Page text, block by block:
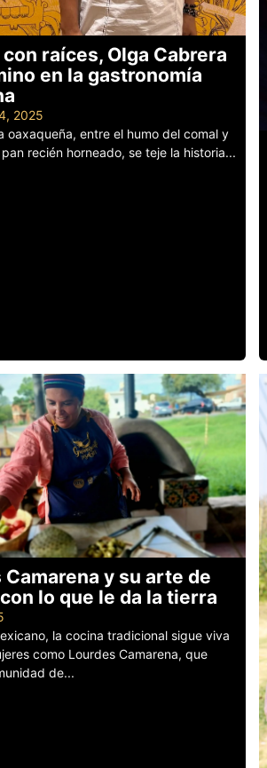
raíces, Olga Cabrera
en la gastronomía
2025
oaxaqueña, entre el humo del comal y
recién horneado, se teje la historia...
Camarena y su arte de
lo que le da la tierra
la cocina tradicional sigue viva
como Lourdes Camarena, que
de...